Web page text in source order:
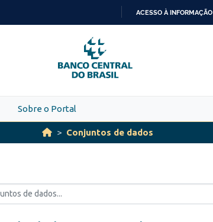
PARA
O
CONTEÚDO
ACESSO À INFORMAÇÃO
Sobre o Portal
Conjuntos de dados